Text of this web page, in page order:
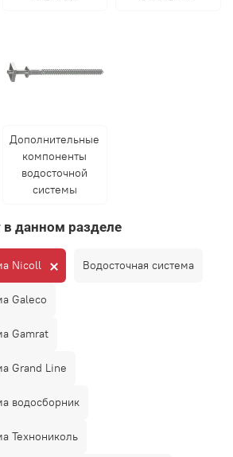
Дополнительные
компоненты
водосточной
системы
данном разделе
Nicoll Водосточная система
Galeco
Gamrat
Grand Line
водосборник
Технониколь